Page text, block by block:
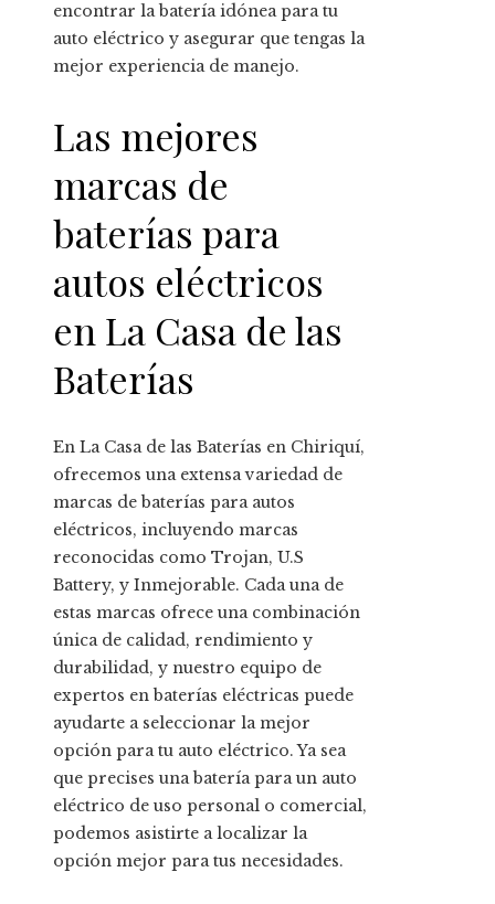
encontrar la batería idónea para tu
auto eléctrico y asegurar que tengas la
mejor experiencia de manejo.
Las mejores
marcas de
baterías para
autos eléctricos
en La Casa de las
Baterías
En La Casa de las Baterías en Chiriquí,
ofrecemos una extensa variedad de
marcas de baterías para autos
eléctricos, incluyendo marcas
reconocidas como Trojan, U.S
Battery, y Inmejorable. Cada una de
estas marcas ofrece una combinación
única de calidad, rendimiento y
durabilidad, y nuestro equipo de
expertos en baterías eléctricas puede
ayudarte a seleccionar la mejor
opción para tu auto eléctrico. Ya sea
que precises una batería para un auto
eléctrico de uso personal o comercial,
podemos asistirte a localizar la
opción mejor para tus necesidades.